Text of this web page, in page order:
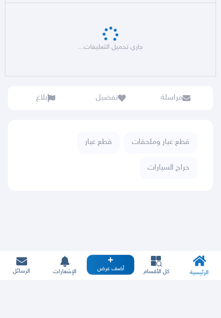
جاري تحميل التعليقات...
مراسلة تفضيل بلاغ
قطع غيار وملحقات قطع غيار
حراج السيارات
الرئيسية كل الأقسام أضف عرض الإشعارات الرسائل